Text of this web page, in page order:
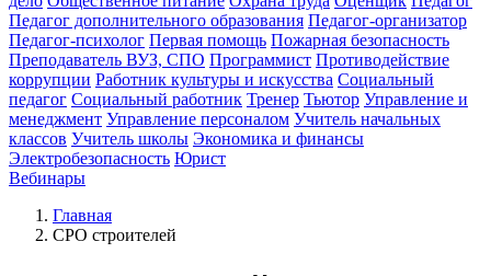
Педагог дополнительного образования Педагог-организатор
Педагог-психолог Первая помощь Пожарная безопасность
Преподаватель ВУЗ, СПО Программист Противодействие
коррупции Работник культуры и искусства Социальный
педагог Социальный работник Тренер Тьютор Управление и
менеджмент Управление персоналом Учитель начальных
классов Учитель школы Экономика и финансы
Электробезопасность Юрист
Вебинары
Главная
СРО строителей